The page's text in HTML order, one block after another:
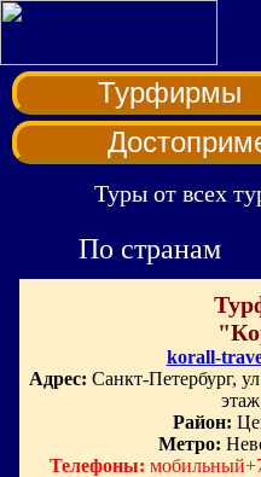
Турфирмы
Туры от всех
По странам
korall-
Адрес: Санкт-Петербург,
Район:
Метро:
Телефоны: